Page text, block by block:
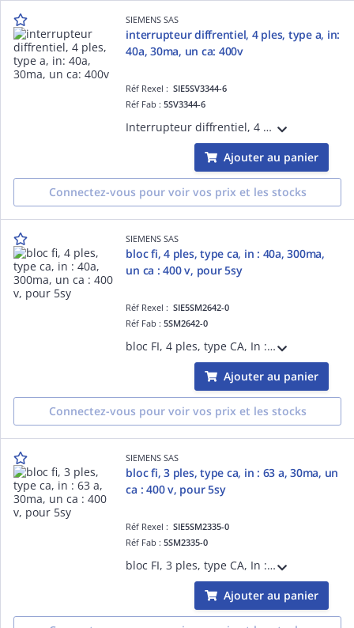
SIEMENS SAS
interrupteur diffrentiel, 4 ples, type a, in:
40a, 30ma, un ca: 400v
Réf Rexel :SIE5SV3344-6
Réf Fab :5SV3344-6
Interrupteur diffrentiel, 4 ples, type A, In: 40A, 30mA, Un CA: 400V
Ajouter au panier
Connectez-vous pour voir vos prix et les stocks
SIEMENS SAS
bloc fi, 4 ples, type ca, in : 40a, 300ma,
un ca : 400 v, pour 5sy
Réf Rexel :SIE5SM2642-0
Réf Fab :5SM2642-0
bloc FI, 4 ples, type CA, In : 40A, 300mA, Un CA : 400 V, pour 5SY
Ajouter au panier
Connectez-vous pour voir vos prix et les stocks
SIEMENS SAS
bloc fi, 3 ples, type ca, in : 63 a, 30ma, un
ca : 400 v, pour 5sy
Réf Rexel :SIE5SM2335-0
Réf Fab :5SM2335-0
bloc FI, 3 ples, type CA, In : 63 A, 30mA, Un CA : 400 V, pour 5SY
Ajouter au panier